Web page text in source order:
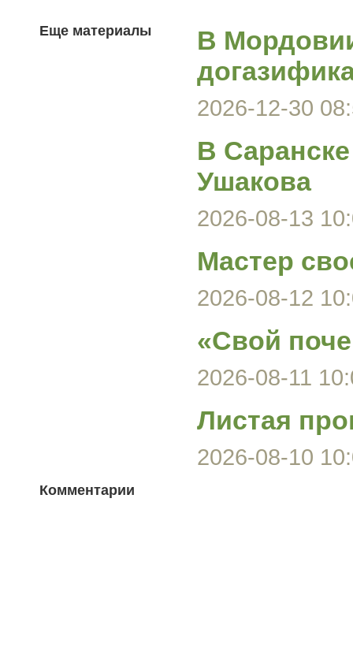
Еще материалы
В
2026-12-30
В
Ушакова
2026-08-13
Мастер
2026-08-12
«Свой
2026-08-11
Листая
2026-08-10
Комментарии